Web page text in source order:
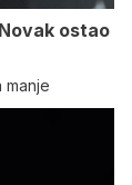
ostao
manje